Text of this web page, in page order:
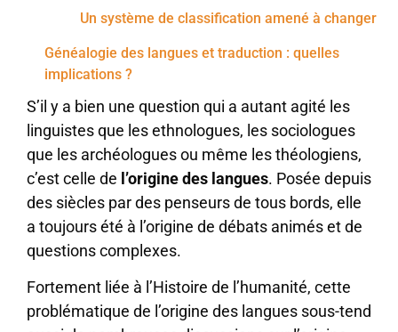
Un système de classification amené à changer
Généalogie des langues et traduction : quelles
implications ?
S’il y a bien une question qui a autant agité les
linguistes que les ethnologues, les sociologues
que les archéologues ou même les théologiens,
c’est celle de l’origine des langues. Posée depuis
des siècles par des penseurs de tous bords, elle
a toujours été à l’origine de débats animés et de
questions complexes.
Fortement liée à l’Histoire de l’humanité, cette
problématique de l’origine des langues sous-tend